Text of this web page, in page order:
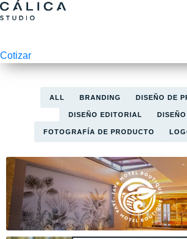
Cotizar
ALL BRANDING DISEÑO DE
DISEÑO EDITORIAL
FOTOGRAFÍA DE PRODUCTO